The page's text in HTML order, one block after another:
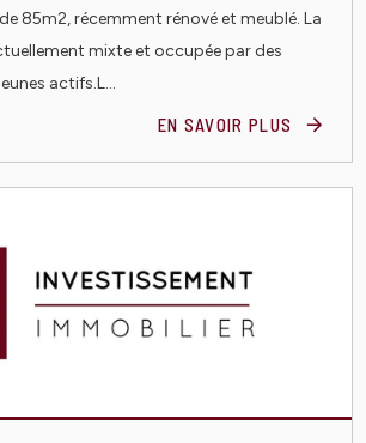
85m2, récemment rénové et meublé. La
mixte et occupée par des
actifs.L...
EN SAVOIR PLUS